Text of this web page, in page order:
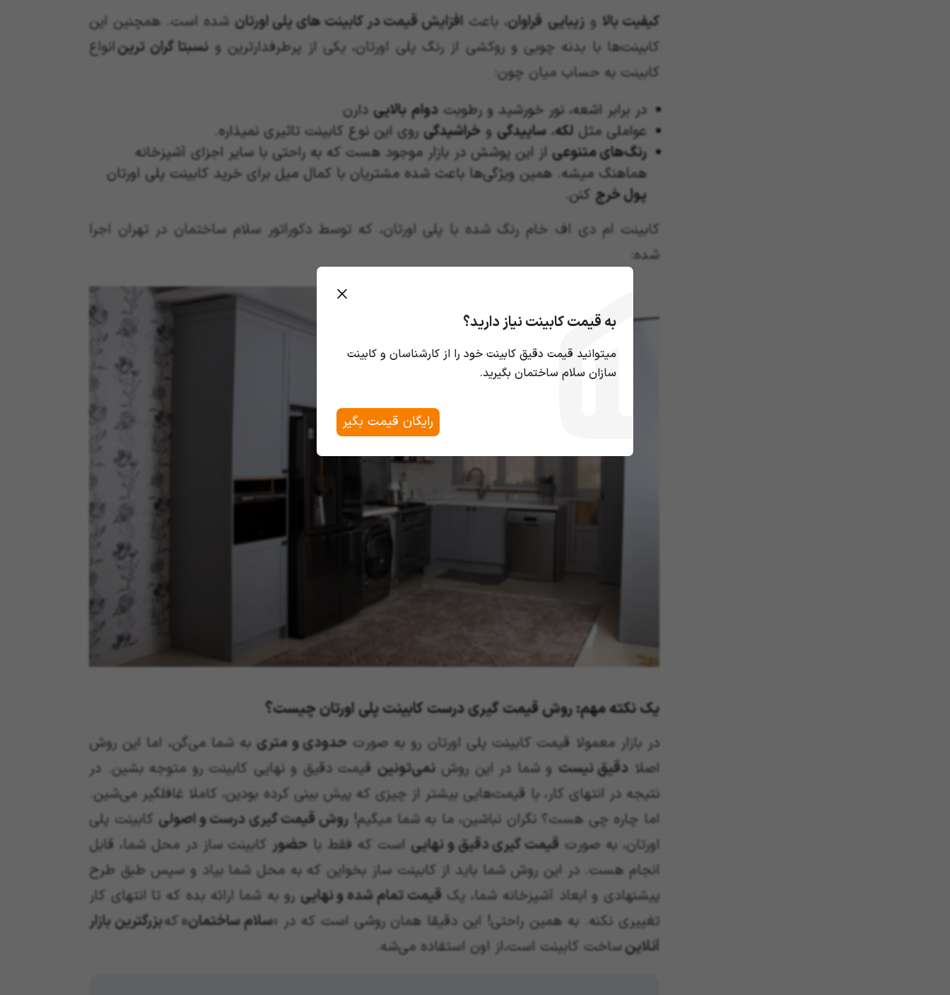
به قیمت کابینت نیاز دارید؟
میتوانید قیمت دقیق کابینت خود را از کارشناسان و کابینت
سازان سلام ساختمان بگیرید.
رایگان قیمت بگیر
کیفیت بالا و زیبایی فراوان، باعث افزایش قیمت در کابینت های پلی اورتان شده است. همچنین این
کابینت‌ها با بدنه چوبی و روکشی از رنگ پلی اورتان، یکی از پرطرفدارترین ونسبتا گران ترینانواع
کابینت به حساب میان چون:
در برابر اشعه، نور خورشید و رطوبت دوام بالایی دارن
عواملی مثل لکه، ساییدگی و خراشیدگی روی این نوع کابینت تاثیری نمیذاره.
رنگ‌های متنوعی از این پوشش در بازار موجود هست که به راحتی با سایر اجزای آشپزخانه
هماهنگ میشه. همین ویژگی‌ها باعث شده مشتریان با کمال میل برای خرید کابینت پلی اورتان
پول خرج کنن.
کابینت ام دی اف خام رنگ شده با پلی اورتان، که توسط دکوراتور سلام ساختمان در تهران اجرا
شده:
یک نکته مهم: روش قیمت گیری درست کابینت پلی اورتان چیست؟
در بازار معمولا قیمت کابینت پلی اورتان رو به صورت حدودی و متریبه شما می‌گن، اما این روش
اصلا دقیق نیست و شما در این روشنمی‌تونین قیمت دقیق و نهایی کابینت رو متوجه بشین. در
نتیجه در انتهای کار، با قیمت‌هایی بیشتر از چیزی که پیش بینی کرده بودین، کاملا غافلگیر می‌شین.
اما چاره چی هست؟ نگران نباشین، ما به شما میگیم!روش قیمت گیری درست و اصولیکابینت پلی
اورتان، به صورت قیمت گیری دقیق و نهایی است که فقط با حضور کابینت ساز در محل شما، قابل
انجام هست. در این روش شما باید از کابینت ساز بخواین که به محل شما بیاد و سپس طبق طرح
پیشنهادی و ابعاد آشپزخانه شما، یکقیمت تمام شده و نهایی رو به شما ارائه بده که تا انتهای کار
تغییری نکنه. به همین راحتی! این دقیقا همان روشی است که در «سلام ساختمان» کهبزرگترین بازار
آنلاینساخت کابینت است، از اون استفاده می‌شه.